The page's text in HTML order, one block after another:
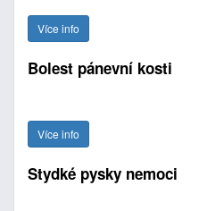
Více info
Bolest pánevní kosti
Více info
Stydké pysky nemoci